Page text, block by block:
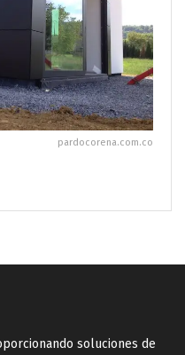
pardocorena.com.co
soluciones de